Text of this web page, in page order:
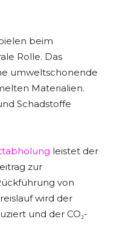
beim
Rolle. Das
umweltschonende
Materialien.
Schadstoffe
leistet der
zur
von
wird der
und der CO₂-